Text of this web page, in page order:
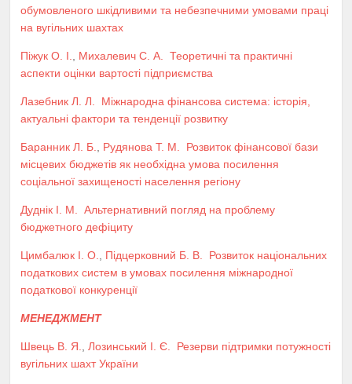
обумовленого шкідливими та небезпечними умовами праці
на вугільних шахтах
Піжук О. І. Михалевич С. А.
Теоретичні та практичні
аспекти оцінки вартості підприємства
Лазебник Л. Л.
Міжнародна фінансова система: історія,
актуальні фактори та тенденції розвитку
Баранник Л. Б. Рудянова Т. М.
Розвиток фінансової бази
місцевих бюджетів як необхідна умова посилення
соціальної захищеності населення регіону
Дуднік І. М.
Альтернативний погляд на проблему
бюджетного дефіциту
Цимбалюк І. О. Підцерковний Б. В.
Розвиток національних
податкових систем в умовах посилення міжнародної
податкової конкуренції
МЕНЕДЖМЕНТ
Швець В. Я. Лозинський І. Є.
Резерви підтримки потужності
вугільних шахт України